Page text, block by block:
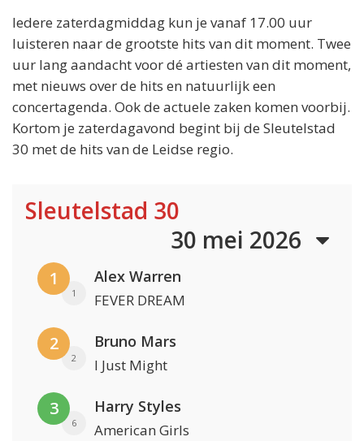
Iedere zaterdagmiddag kun je vanaf 17.00 uur
luisteren naar de grootste hits van dit moment. Twee
uur lang aandacht voor dé artiesten van dit moment,
met nieuws over de hits en natuurlijk een
concertagenda. Ook de actuele zaken komen voorbij.
Kortom je zaterdagavond begint bij de Sleutelstad
30 met de hits van de Leidse regio.
Sleutelstad 30
30 mei 2026
1
1
Alex Warren
FEVER DREAM
2
2
Bruno Mars
I Just Might
3
6
Harry Styles
American Girls